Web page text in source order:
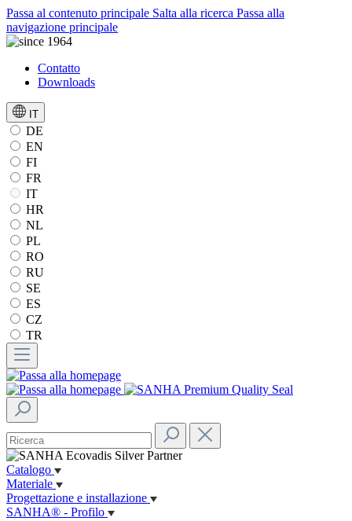
Passa al contenuto principale Salta alla ricerca Passa alla
navigazione principale
Contatto
Downloads
IT
DE
EN
FI
FR
IT
HR
NL
PL
RO
RU
SE
ES
CZ
TR
Catalogo
Materiale
Progettazione e installazione
SANHA® - Profilo